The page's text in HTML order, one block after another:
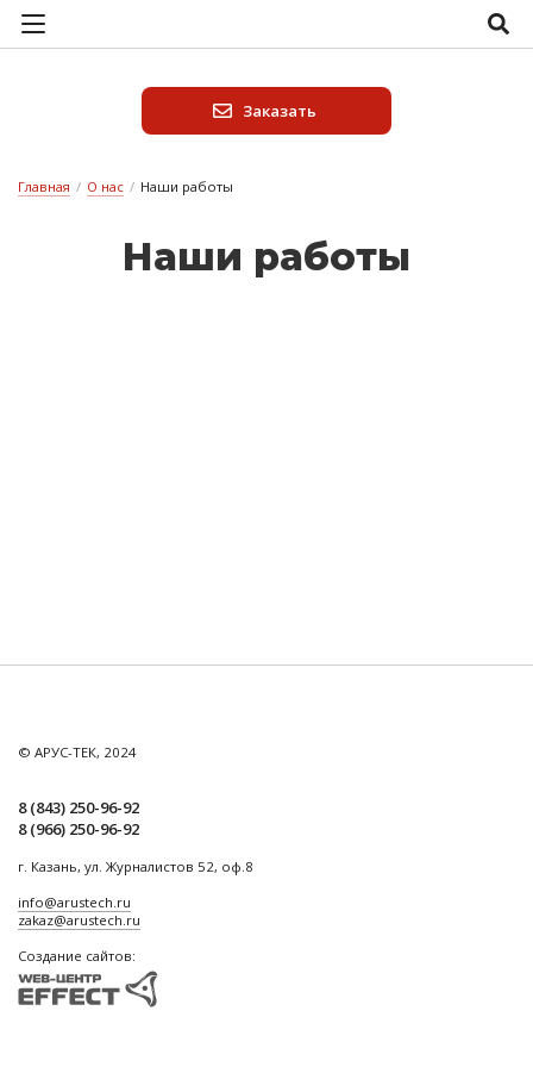
Заказать
Главная / О нас / Наши работы
На­ши ра­бо­ты
© АРУС-ТЕК, 2024
8 (843) 250-96-92
8 (966) 250-96-92
г. Казань, ул. Журналистов 52, оф.8
info@arustech.ru
zakaz@arustech.ru
Создание сайтов: